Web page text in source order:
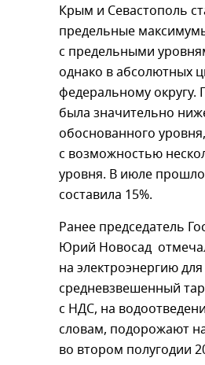
Крым и Севастополь
предельные
с предельными
однако в абсолютных
федеральному округу.
была значительно
обоснованного
с возможностью
уровня. В июле
составила 15%.
Ранее председатель
Юрий Новосад
на электроэнергию
средневзвешенный
с НДС, на
словам, подорожают
во втором полугодии